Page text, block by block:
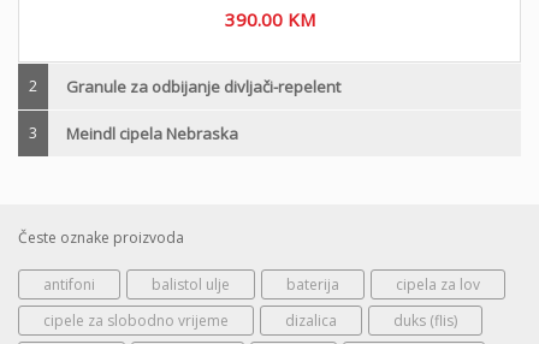
390.00 KM
2 Granule za odbijanje divljači-repelent
3 Meindl cipela Nebraska
Česte oznake proizvoda
antifoni balistol ulje baterija
cipela za lov
cipele za slobodno vrijeme
dizalica
duks (flis)